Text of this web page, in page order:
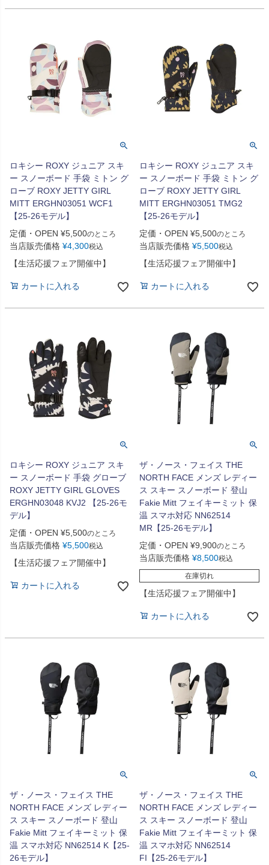
ロキシー ROXY ジュニア スキ
ー スノーボード 手袋 ミトン グ
ローブ ROXY JETTY GIRL
MITT ERGHN03051 WCF1
【25-26モデル】
定価・OPEN ¥5,500のところ
当店販売価格 ¥4,300税込
【生活応援フェア開催中】
カートに入れる
ロキシー ROXY ジュニア スキ
ー スノーボード 手袋 ミトン グ
ローブ ROXY JETTY GIRL
MITT ERGHN03051 TMG2
【25-26モデル】
定価・OPEN ¥5,500のところ
当店販売価格 ¥5,500税込
【生活応援フェア開催中】
カートに入れる
ロキシー ROXY ジュニア スキ
ー スノーボード 手袋 グローブ
ROXY JETTY GIRL GLOVES
ERGHN03048 KVJ2 【25-26モ
デル】
定価・OPEN ¥5,500のところ
当店販売価格 ¥5,500税込
【生活応援フェア開催中】
カートに入れる
ザ・ノース・フェイス THE
NORTH FACE メンズ レディー
ス スキー スノーボード 登山
Fakie Mitt フェイキーミット 保
温 スマホ対応 NN62514
MR【25-26モデル】
定価・OPEN ¥9,900のところ
当店販売価格 ¥8,500税込
在庫切れ
【生活応援フェア開催中】
カートに入れる
ザ・ノース・フェイス THE
NORTH FACE メンズ レディー
ス スキー スノーボード 登山
Fakie Mitt フェイキーミット 保
温 スマホ対応 NN62514 K【25-
26モデル】
ザ・ノース・フェイス THE
NORTH FACE メンズ レディー
ス スキー スノーボード 登山
Fakie Mitt フェイキーミット 保
温 スマホ対応 NN62514
FI【25-26モデル】